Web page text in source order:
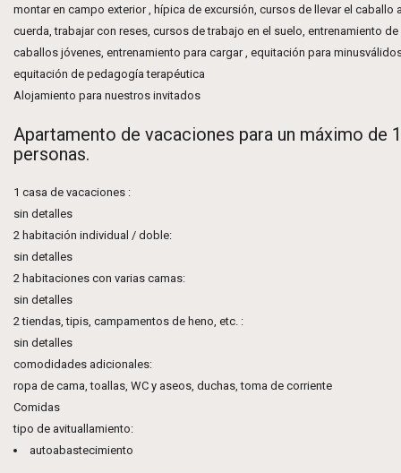
montar en campo exterior , hípica de excursión, cursos de llevar el caballo
cuerda, trabajar con reses, cursos de trabajo en el suelo, entrenamiento de
caballos jóvenes, entrenamiento para cargar , equitación para
equitación de pedagogía terapéutica
Alojamiento para nuestros invitados
Apartamento de vacaciones para un máximo de
personas.
1 casa de vacaciones :
sin detalles
2 habitación individual / doble:
sin detalles
2 habitaciones con varias camas:
sin detalles
2 tiendas, tipis, campamentos de heno, etc. :
sin detalles
comodidades adicionales:
ropa de cama, toallas, WC y aseos, duchas, toma de corriente
Comidas
tipo de avituallamiento:
autoabastecimiento